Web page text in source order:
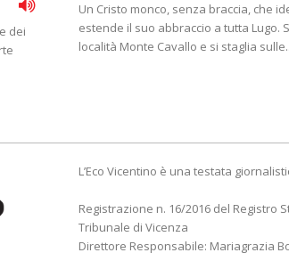
dei
Un Cristo monco, senza braccia, che
estende il suo abbraccio a tutta Lugo.
località Monte Cavallo e si staglia
L’Eco Vicentino è una testata
Registrazione n. 16/2016 del Registro
Tribunale di Vicenza
Direttore Responsabile: Mariagrazia